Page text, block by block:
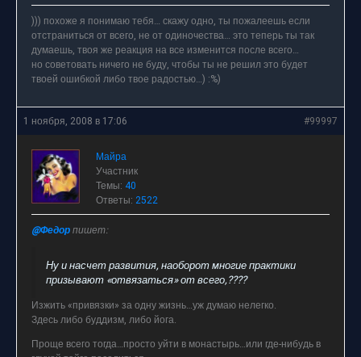
))) похоже я понимаю тебя… скажу одно, ты пожалеешь если
отстраниться от всего, не от одиночества… это теперь ты так
думаешь, твоя же реакция на все изменится после всего…
но советовать ничего не буду, чтобы ты не решил это будет
твоей ошибкой либо твое радостью…) :%)
1 ноября, 2008 в 17:06 #99997
Майра
Участник
Темы: 40
Ответы: 2522
@Федорпишет:
Ну и насчет развития, наоборот многие практики
призывают «отвязаться» от всего,????
Изжить «привязки» за одну жизнь…уж думаю нелегко.
Здесь либо буддизм, либо йога.
Проще всего тогда…просто уйти в монастырь…или где-нибудь в